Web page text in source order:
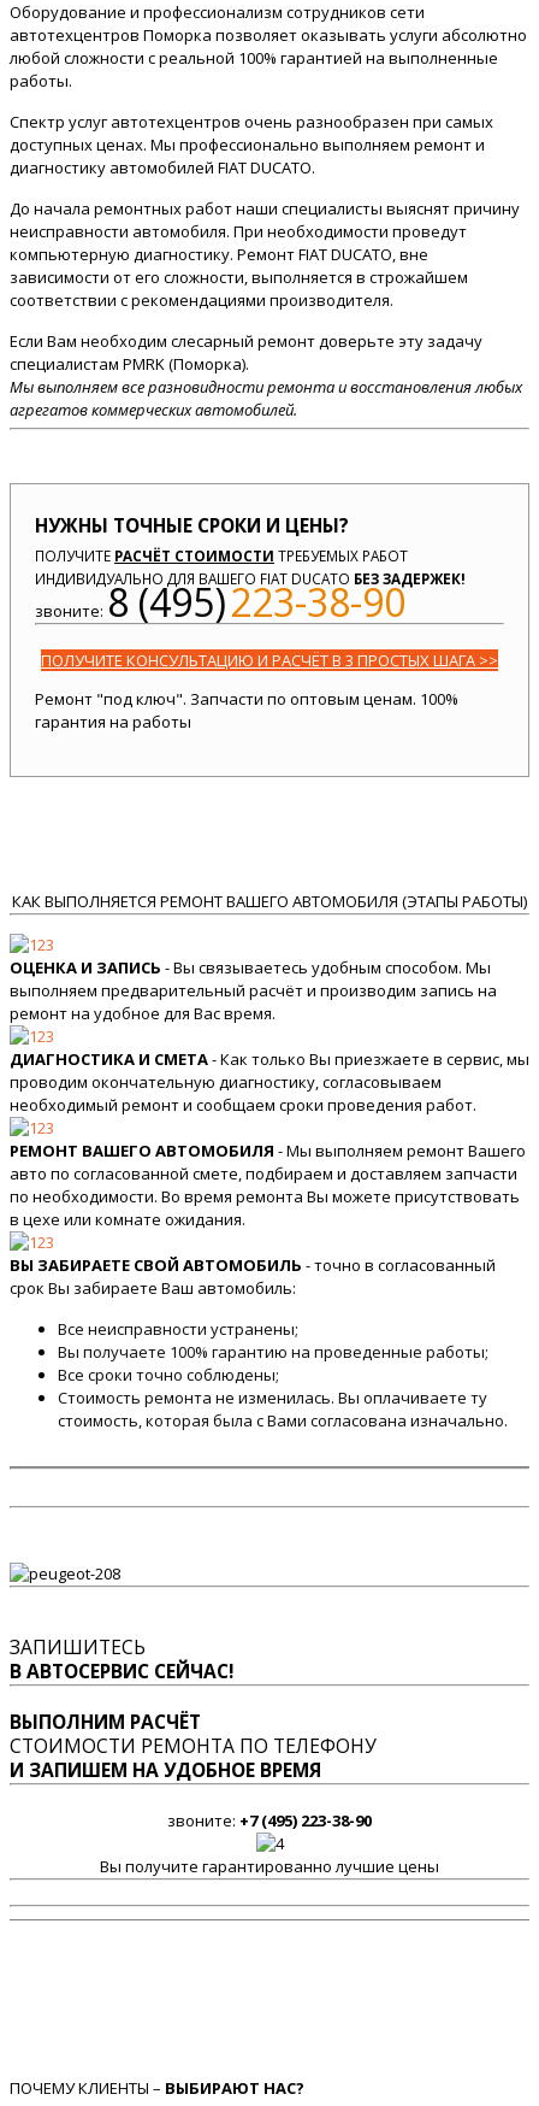
Оборудование и профессионализм сотрудников сети
автотехцентров Поморка позволяет оказывать услуги абсолютно
любой сложности с реальной 100% гарантией на выполненные
работы.
Спектр услуг автотехцентров очень разнообразен при самых
доступных ценах. Мы профессионально выполняем ремонт и
диагностику автомобилей FIAT DUCATO.
До начала ремонтных работ наши специалисты выяснят причину
неисправности автомобиля. При необходимости проведут
компьютерную диагностику. Ремонт FIAT DUCATO, вне
зависимости от его сложности, выполняется в строжайшем
соответствии с рекомендациями производителя.
Если Вам необходим слесарный ремонт доверьте эту задачу
специалистам PMRK (Поморка).
Мы выполняем все разновидности ремонта и восстановления любых
агрегатов коммерческих автомобилей.
НУЖНЫ ТОЧНЫЕ СРОКИ И ЦЕНЫ?
ПОЛУЧИТЕ РАСЧЁТ СТОИМОСТИ ТРЕБУЕМЫХ РАБОТ
ИНДИВИДУАЛЬНО ДЛЯ ВАШЕГО FIAT DUCATO БЕЗ ЗАДЕРЖЕК!
звоните: 8 (495)223-38-90
ПОЛУЧИТЕ КОНСУЛЬТАЦИЮ И РАСЧЁТ В 3 ПРОСТЫХ ШАГА >>
Ремонт "под ключ". Запчасти по оптовым ценам. 100%
гарантия на работы
КАК ВЫПОЛНЯЕТСЯ РЕМОНТ ВАШЕГО АВТОМОБИЛЯ (ЭТАПЫ РАБОТЫ)
ОЦЕНКА И ЗАПИСЬ - Вы связываетесь удобным способом. Мы
выполняем предварительный расчёт и производим запись на
ремонт на удобное для Вас время.
ДИАГНОСТИКА И СМЕТА- Как только Вы приезжаете в сервис, мы
проводим окончательную диагностику, согласовываем
необходимый ремонт и сообщаем сроки проведения работ.
РЕМОНТ ВАШЕГО АВТОМОБИЛЯ - Мы выполняем ремонт Вашего
авто по согласованной смете, подбираем и доставляем запчасти
по необходимости. Во время ремонта Вы можете присутствовать
в цехе или комнате ожидания.
ВЫ ЗАБИРАЕТЕ СВОЙ АВТОМОБИЛЬ - точно в согласованный
срок Вы забираете Ваш автомобиль:
Все неисправности устранены;
Вы получаете 100% гарантию на проведенные работы;
Все сроки точно соблюдены;
Стоимость ремонта не изменилась. Вы оплачиваете ту
стоимость, которая была с Вами согласована изначально.
ЗАПИШИТЕСЬ
В АВТОСЕРВИС СЕЙЧАС!
ВЫПОЛНИМ РАСЧЁТ
СТОИМОСТИ РЕМОНТА ПО ТЕЛЕФОНУ
И ЗАПИШЕМ НА УДОБНОЕ ВРЕМЯ
звоните: +7 (495) 223-38-90
Вы получите гарантированно лучшие цены
ПОЧЕМУ КЛИЕНТЫ – ВЫБИРАЮТ НАС?